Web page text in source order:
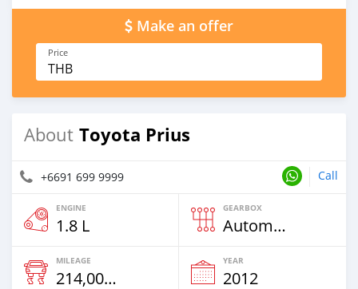
Make an offer
Price
THB
About Toyota Prius
+6691 699 9999 Call
ENGINE
1.8 L
GEARBOX
Automatic
MILEAGE
214,000 Km
YEAR
2012